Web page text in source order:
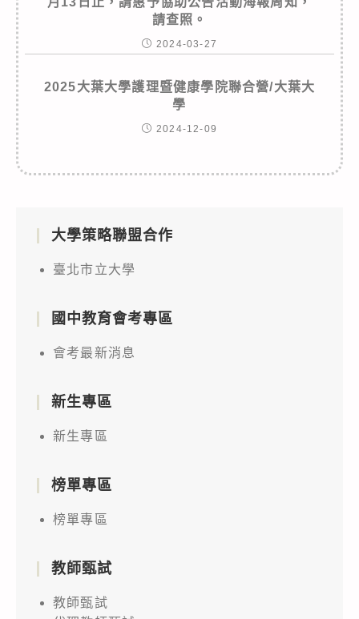
請查照。
2024-03-27
2025大葉大學護理暨健康學院聯合營/大葉大
學
2024-12-09
大學策略聯盟合作
臺北市立大學
國中教育會考專區
會考最新消息
新生專區
新生專區
榜單專區
榜單專區
教師甄試
教師甄試